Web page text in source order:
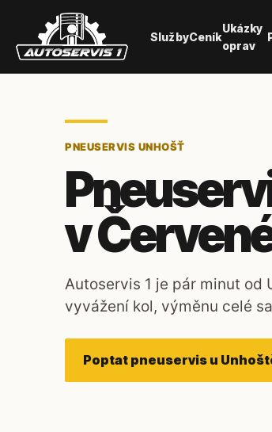
SlužbyCeník
Ukázky
oprav
PNEUSERVIS UNHOŠŤ
v
Autoservis 1 je pár minut od
vyvážení kol, výměnu celé
Poptat pneuservis u